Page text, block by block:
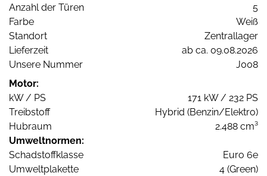
Anzahl der Türen
5
Farbe
Weiß
Standort
Zentrallager
Lieferzeit
ab ca. 09.08.2026
Unsere Nummer
J008
Motor:
kW / PS
171 kW / 232 PS
Treibstoff
Hybrid (Benzin/Elektro)
Hubraum
2.488 cm³
Umweltnormen:
Schadstoffklasse
Euro 6e
Umweltplakette
4 (Green)